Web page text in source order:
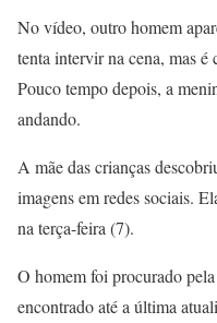
No vídeo, outro homem
tenta intervir na cena, mas
Pouco tempo depois, a
andando.
A mãe das crianças
imagens em redes sociais.
na terça-feira (7).
O homem foi procurado
encontrado até a última